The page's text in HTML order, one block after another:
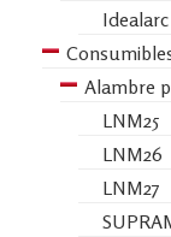
Alambre
LNM25
LNM26
LNM27